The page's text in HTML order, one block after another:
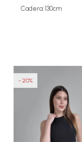
Cadera: 130cm
20